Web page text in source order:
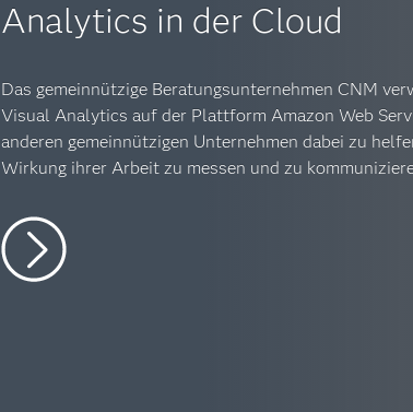
Analytics in der Cloud
Das gemeinnützige Beratungsunternehmen CNM
Visual Analytics auf der Plattform Amazon Web
anderen gemeinnützigen Unternehmen dabei zu
Wirkung ihrer Arbeit zu messen und zu